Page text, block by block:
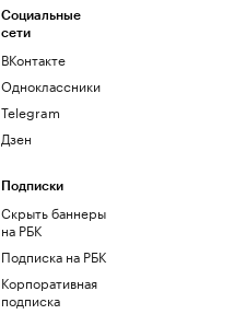
Социальные
сети
ВКонтакте
Одноклассники
Telegram
Дзен
Подписки
Скрыть баннеры
на РБК
Подписка на РБК
Корпоративная
подписка